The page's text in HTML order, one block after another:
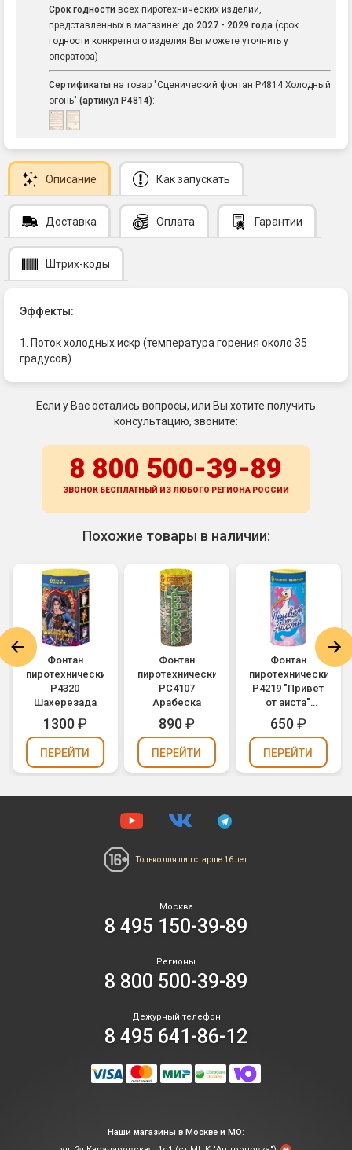
Срок годности всех пиротехнических изделий,
представленных в магазине: до 2027 - 2029 года (срок
годности конкретного изделия Вы можете уточнить у
оператора)
Сертификаты на товар "Сценический фонтан Р4814 Холодный
огонь" (артикул Р4814):
Описание Как запускать
Доставка Оплата Гарантии
Штрих-коды
Эффекты:
1. Поток холодных искр (температура горения около 35
градусов).
Если у Вас остались вопросы, или Вы хотите получить
консультацию, звоните:
8 800 500-39-89
ЗВОНОК БЕСПЛАТНЫЙ ИЗ ЛЮБОГО РЕГИОНА РОССИИ
Похожие товары в наличии:
Фонтан
пиротехнический
Р4320
Шахерезада
1300₽
ПЕРЕЙТИ
Фонтан
пиротехнический
РС4107
Арабеска
890₽
ПЕРЕЙТИ
Фонтан
пиротехнический
Р4219 "Привет
от аиста"
(девочка) - для
Гендер Пати
(Gender Party)
650₽
ПЕРЕЙТИ
Только для лиц старше 16 лет
Москва
8 495 150-39-89
Регионы
8 800 500-39-89
Дежурный телефон
8 495 641-86-12
Наши магазины в Москве и МО: